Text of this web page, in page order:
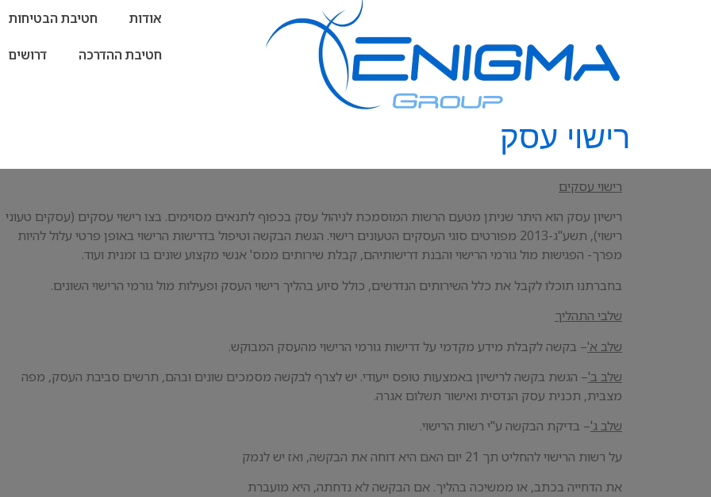
אודות חטיבת הבטיחות
חטיבת ההדרכה דרושים
רישוי עסק
רישוי עסקים
רישיון עסק הוא היתר שניתן מטעם הרשות המוסמכת לניהול עסק בכפוף לתנאים מסוימים. בצו רישוי עסקים (עסקים טעוני
רישוי), תשע"ג-2013 מפורטים סוגי העסקים הטעונים רישוי. הגשת הבקשה וטיפול בדרישות הרישוי באופן פרטי עלול להיות
מפרך- הפגישות מול גורמי הרישוי והבנת דרישותיהם, קבלת שירותים ממס' אנשי מקצוע שונים בו זמנית ועוד.
בחברתנו תוכלו לקבל את כלל השירותים הנדרשים, כולל סיוע בהליך רישוי העסק ופעילות מול גורמי הרישוי השונים.
שלבי התהליך
שלב א'– בקשה לקבלת מידע מקדמי על דרישות גורמי הרישוי מהעסק המבוקש.
שלב ב'– הגשת בקשה לרישיון באמצעות טופס ייעודי. יש לצרף לבקשה מסמכים שונים ובהם, תרשים סביבת העסק, מפה
מצבית, תכנית עסק הנדסית ואישור תשלום אגרה.
שלב ג'– בדיקת הבקשה ע"י רשות הרישוי.
על רשות הרישוי להחליט תך 21 יום האם היא דוחה את הבקשה, ואז יש לנמק
את הדחייה בכתב, או ממשיכה בהליך. אם הבקשה לא נדחתה, היא מועברת